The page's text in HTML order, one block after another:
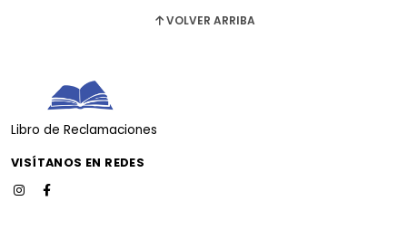
VOLVER ARRIBA
Libro de Reclamaciones
VISÍTANOS EN REDES